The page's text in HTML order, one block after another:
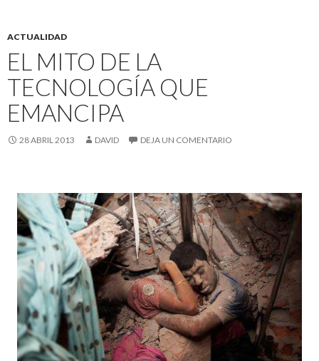
ACTUALIDAD
EL MITO DE LA
TECNOLOGÍA QUE
EMANCIPA
28 ABRIL 2013 DAVID DEJA UN COMENTARIO